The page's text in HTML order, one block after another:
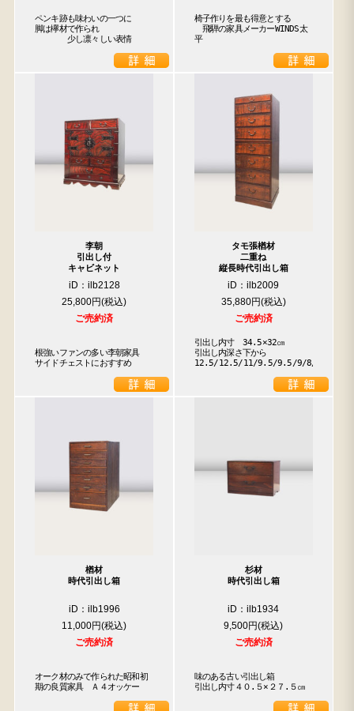
ペンキ跡も味わいの一つに
脚は欅材で作られ
少し凛々しい表情
椅子作りを最も得意とする
飛騨の家具メーカーWINDS太
平
李朝
引出し付
キャビネット
iD：ilb2128
25,800円
ご売約済
根強いファンの多い李朝家具
サイドチェストにおすすめ
タモ張楢材
二重ね
縦長時代引出し箱
iD：ilb2009
35,880円
ご売約済
引出し内寸　34.5×32㎝
引出し内深さ下から
12.5/12.5/11/9.5/9.5/9/8/3.5
楢材
時代引出し箱
iD：ilb1996
11,000円
ご売約済
オーク材のみで作られた昭和初
期の良質家具　Ａ４オッケー
杉材
時代引出し箱
iD：ilb1934
9,500円
ご売約済
味のある古い引出し箱
引出し内寸４０.５×２７.５㎝